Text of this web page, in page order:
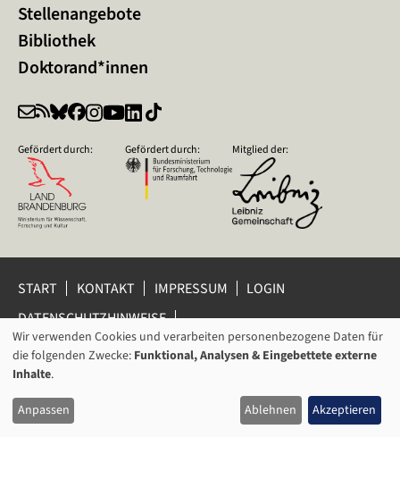
Stellenangebote
Bibliothek
Doktorand*innen
Gefördert durch: Gefördert durch: Mitglied der:
START KONTAKT IMPRESSUM
LOGIN
DATENSCHUTZHINWEISE
DATENSCHUTZ-EINSTELLUNGEN
HINWEISGEBERSCHUTZ
(ZZF) e.V.
VERWENDUNG
VON
PERSONENBEZOGENEN
DATEN
Wir verwenden Cookies und verarbeiten personenbezogene Daten für
die folgenden Zwecke: Funktional, Analysen & Eingebettete externe
Inhalte.
Anpassen Ablehnen Akzeptieren